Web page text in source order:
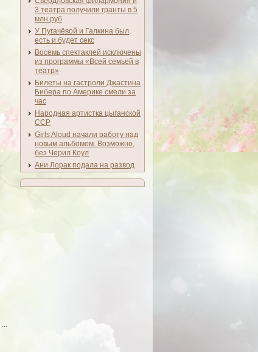
...
3 театра получили гранты в 5
млн руб
У Пугачёвой и Галкина был,
есть и будет секс
Восемь спектаклей исключены
из программы «Всей семьей в
театр»
Билеты на гастроли Джастина
Бибера по Америке смели за
час
Народная артистка цыганской
ССР
Girls Aloud начали работу над
новым альбомом. Возможно,
без Черил Коул
Ани Лорак подала на развод